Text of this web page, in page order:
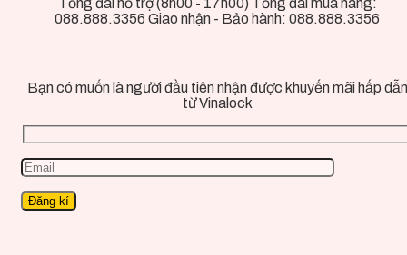
Tổng đài hỗ trợ (8h00 - 17h00) Tổng đài mua hàng:
088.888.3356 Giao nhận - Bảo hành: 088.888.3356
Bạn có muốn là người đầu tiên nhận được khuyến mãi hấp dẫn
từ Vinalock